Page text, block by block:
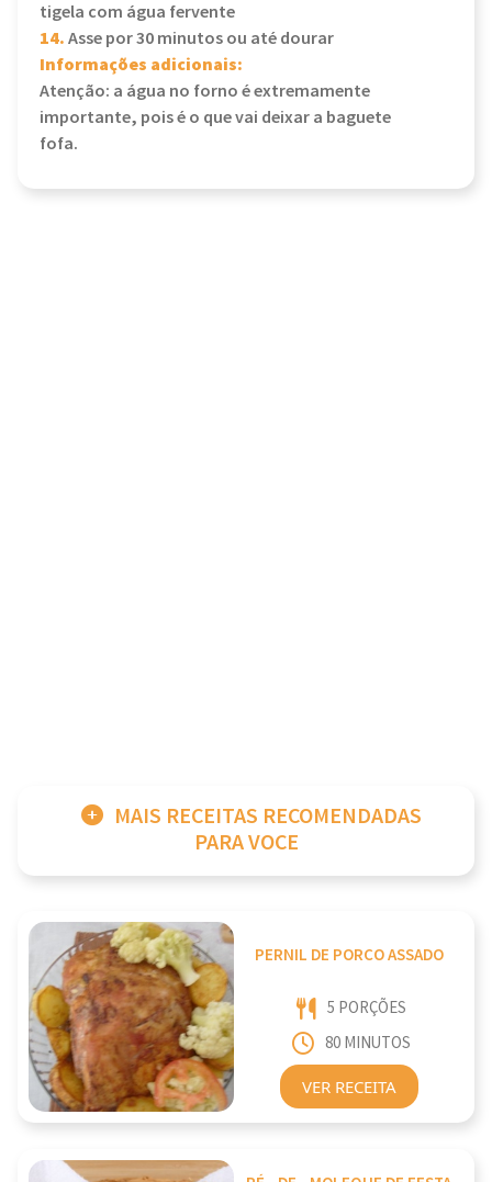
tigela com água fervente
14.Asse por 30 minutos ou até dourar
Informações adicionais:
Atenção: a água no forno é extremamente
importante, pois é o que vai deixar a baguete
fofa.
MAIS RECEITAS RECOMENDADAS
PARA VOCE
PERNIL DE PORCO ASSADO
5 PORÇÕES
80 MINUTOS
VER RECEITA